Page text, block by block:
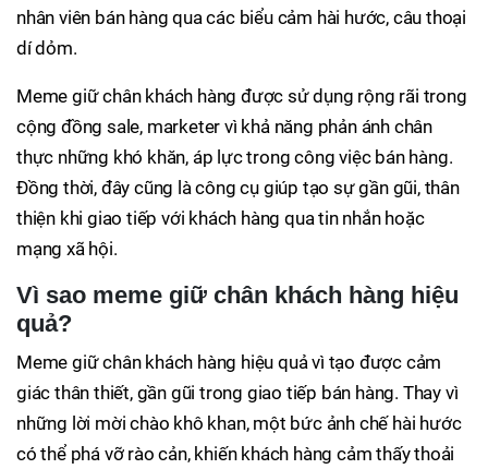
nhân viên bán hàng qua các biểu cảm hài hước, câu thoại
dí dỏm.
Meme giữ chân khách hàng được sử dụng rộng rãi trong
cộng đồng sale, marketer vì khả năng phản ánh chân
thực những khó khăn, áp lực trong công việc bán hàng.
Đồng thời, đây cũng là công cụ giúp tạo sự gần gũi, thân
thiện khi giao tiếp với khách hàng qua tin nhắn hoặc
mạng xã hội.
Vì sao meme giữ chân khách hàng hiệu
quả?
Meme giữ chân khách hàng hiệu quả vì tạo được cảm
giác thân thiết, gần gũi trong giao tiếp bán hàng. Thay vì
những lời mời chào khô khan, một bức ảnh chế hài hước
có thể phá vỡ rào cản, khiến khách hàng cảm thấy thoải